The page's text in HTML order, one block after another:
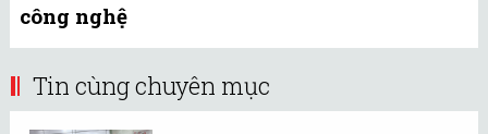
công nghệ
Tin cùng chuyên mục